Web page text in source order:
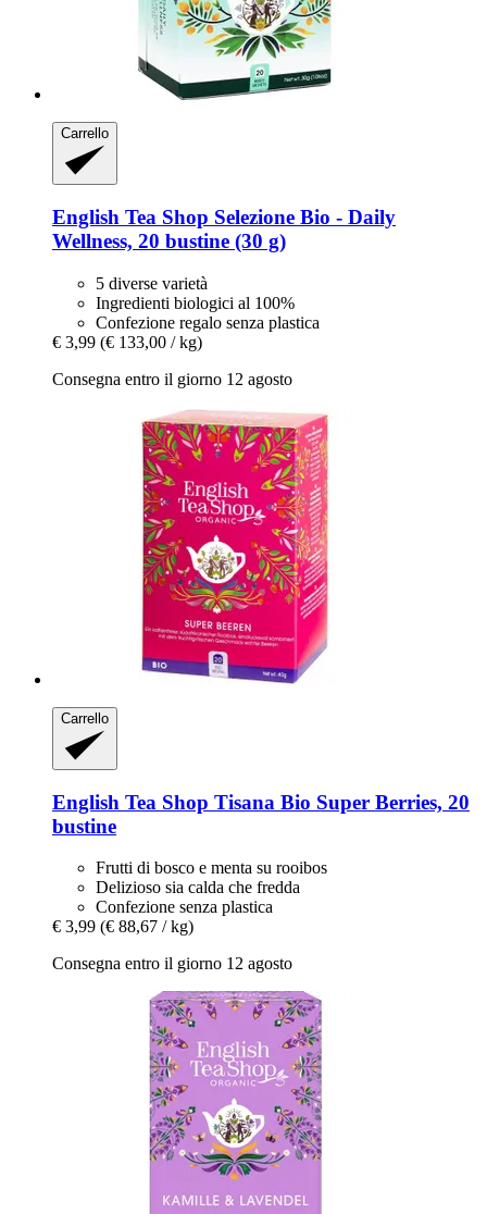
Carrello
English Tea Shop Selezione Bio -​ Daily
Wellness, 20 bustine (30 g)
5 diverse varietà
Ingredienti biologici al 100%
Confezione regalo senza plastica
€ 3,99 (€ 133,00 / kg)
Consegna entro il giorno 12 agosto
Carrello
English Tea Shop Tisana Bio Super Berries, 20
bustine
Frutti di bosco e menta su rooibos
Delizioso sia calda che fredda
Confezione senza plastica
€ 3,99 (€ 88,67 / kg)
Consegna entro il giorno 12 agosto